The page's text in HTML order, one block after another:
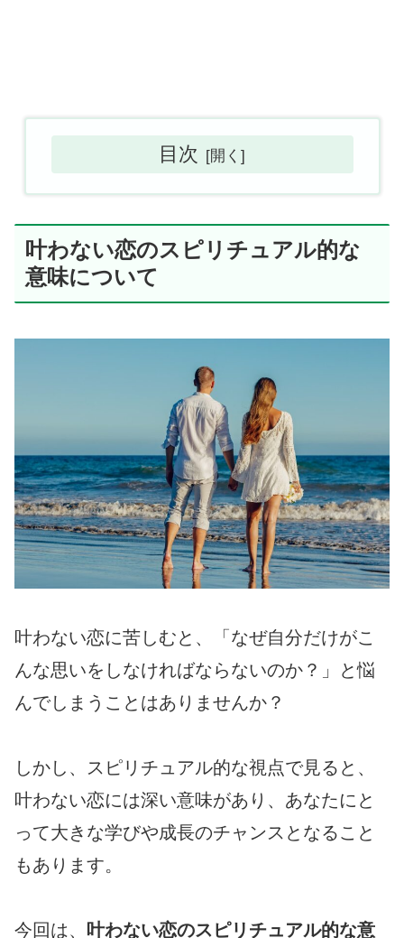
目次
叶わない恋のスピリチュアル的な
意味について
叶わない恋に苦しむと、「なぜ自分だけがこ
んな思いをしなければならないのか？」と悩
んでしまうことはありませんか？
しかし、スピリチュアル的な視点で見ると、
叶わない恋には深い意味があり、あなたにと
って大きな学びや成長のチャンスとなること
もあります。
今回は、
叶わない恋のスピリチュアル的な意